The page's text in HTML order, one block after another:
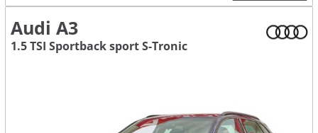
Audi A3
1.5 TSI Sportback sport S-Tronic